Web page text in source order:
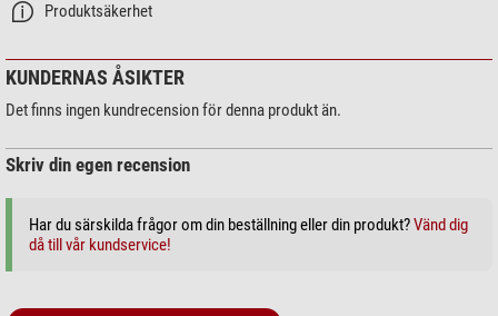
Produktsäkerhet
KUNDERNAS ÅSIKTER
Det finns ingen kundrecension för denna produkt än.
Skriv din egen recension
Har du särskilda frågor om din beställning eller din produkt?Vänd dig
då till vår kundservice!